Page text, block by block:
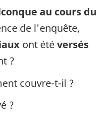
au cours du
de l'enquête,
ont étéversés
?
couvre-t-il ?
?